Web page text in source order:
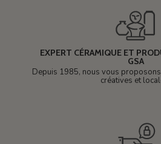
EXPERT CÉRAMIQUE ET
GSA
Depuis 1985, nous vous
créatives et